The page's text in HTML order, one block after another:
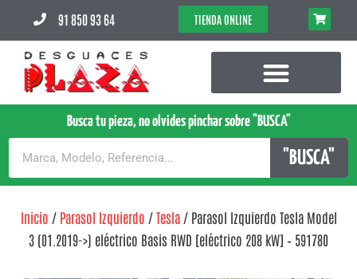
91 850 93 64 TIENDA ONLINE
Busca tu pieza, no olvides pinchar sobre "BUSCA"
"BUSCA"
Inicio / Parasol Izquierdo /Tesla/ Parasol Izquierdo Tesla Model
3 (01.2019->) eléctrico Basis RWD [eléctrico 208 kW] – 591780